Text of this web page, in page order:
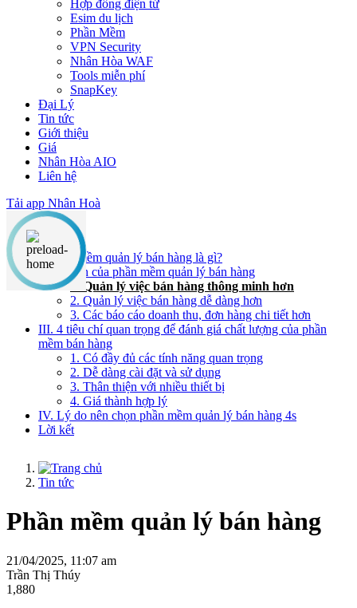
Hợp đồng điện tử
Esim du lịch
Phần Mềm
VPN Security
Nhân Hòa WAF
Tools miễn phí
SnapKey
Đại Lý
Tin tức
Giới thiệu
Giá
Nhân Hòa AIO
Liên hệ
Tải app Nhân Hoà
Nội dung chính
I. Phần mềm quản lý bán hàng là gì?
II. Lợi ích của phần mềm quản lý bán hàng
1. Quản lý việc bán hàng thông minh hơn
2. Quản lý việc bán hàng dễ dàng hơn
3. Các báo cáo doanh thu, đơn hàng chi tiết hơn
III. 4 tiêu chí quan trọng để đánh giá chất lượng của phần
mềm bán hàng
1. Có đầy đủ các tính năng quan trọng
2. Dễ dàng cài đặt và sử dụng
3. Thân thiện với nhiều thiết bị
4. Giá thành hợp lý
IV. Lý do nên chọn phần mềm quản lý bán hàng 4s
Lời kết
Tin tức
Phần mềm quản lý bán hàng
21/04/2025, 11:07 am
Trần Thị Thúy
1,880